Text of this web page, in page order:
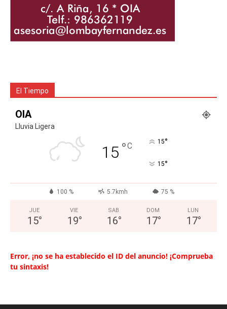
El Tiempo
OIA
Lluvia Ligera
15 °C 15°
15°
100 % 5.7kmh 75 %
JUE
15°
VIE
19°
SAB
16°
DOM
17°
LUN
17°
Error, ¡no se ha establecido el ID del anuncio! ¡Comprueba
tu sintaxis!